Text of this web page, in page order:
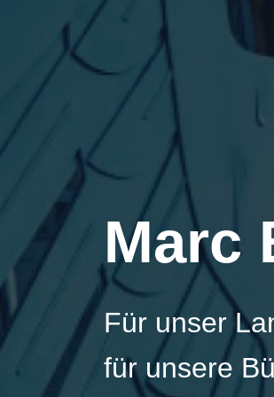
Marc
Für unser
für unsere